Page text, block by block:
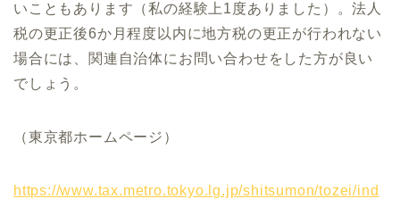
いこともあります（私の経験上1度ありました）。法人
税の更正後6か月程度以内に地方税の更正が行われない
場合には、関連自治体にお問い合わせをした方が良い
でしょう。
（東京都ホームページ）
https://www.tax.metro.tokyo.lg.jp/shitsumon/tozei/ind